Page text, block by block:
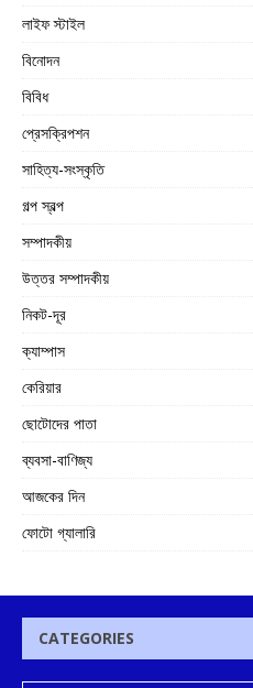
লাইফ স্টাইল
বিনোদন
বিবিধ
প্রেসক্রিপশন
সাহিত্য-সংস্কৃতি
গল্প স্বল্প
সম্পাদকীয়
উত্তর সম্পাদকীয়
নিকট-দূর
ক্যাম্পাস
কেরিয়ার
ছোটোদের পাতা
ব্যবসা-বাণিজ্য
আজকের দিন
ফোটো গ্যালারি
CATEGORIES